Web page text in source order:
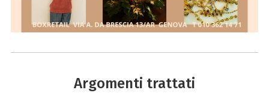
Argomenti trattati